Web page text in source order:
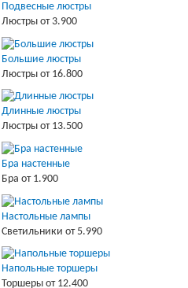
Подвесные люстры
Люстры от 3.900
Большие люстры
Люстры от 16.800
Длинные люстры
Люстры от 13.500
Бра настенные
Бра от 1.900
Настольные лампы
Светильники от 5.990
Напольные торшеры
Торшеры от 12.400